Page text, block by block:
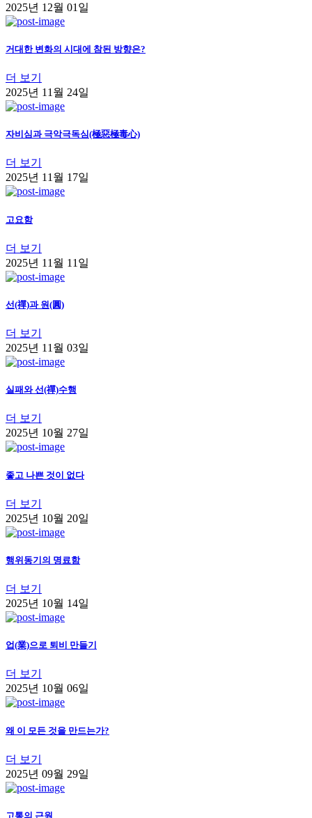
2025년 12월 01일
거대한 변화의 시대에 참된 방향은?
더 보기
2025년 11월 24일
자비심과 극악극독심(極惡極毒心)
더 보기
2025년 11월 17일
고요함
더 보기
2025년 11월 11일
선(禪)과 원(圓)
더 보기
2025년 11월 03일
실패와 선(禪)수행
더 보기
2025년 10월 27일
좋고 나쁜 것이 없다
더 보기
2025년 10월 20일
행위동기의 명료함
더 보기
2025년 10월 14일
업(業)으로 퇴비 만들기
더 보기
2025년 10월 06일
왜 이 모든 것을 만드는가?
더 보기
2025년 09월 29일
고통의 근원